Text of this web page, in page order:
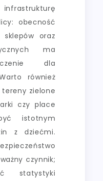
obecność
sklepów oraz
ma
dla
również
zielone
czy place
istotnym
z dziećmi.
czynnik;
statystyki